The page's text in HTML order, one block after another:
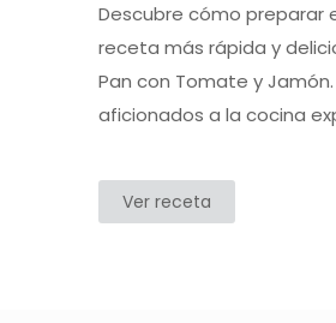
Descubre cómo preparar
receta más rápida y
Pan con Tomate y
aficionados a la cocina
Ver receta